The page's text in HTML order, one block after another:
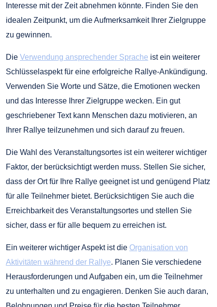
Interesse mit der Zeit abnehmen könnte. Finden Sie den
idealen Zeitpunkt, um die Aufmerksamkeit Ihrer Zielgruppe
zu gewinnen.
Die Verwendung ansprechender Sprache ist ein weiterer
Schlüsselaspekt für eine erfolgreiche Rallye-Ankündigung.
Verwenden Sie Worte und Sätze, die Emotionen wecken
und das Interesse Ihrer Zielgruppe wecken. Ein gut
geschriebener Text kann Menschen dazu motivieren, an
Ihrer Rallye teilzunehmen und sich darauf zu freuen.
Die Wahl des Veranstaltungsortes ist ein weiterer wichtiger
Faktor, der berücksichtigt werden muss. Stellen Sie sicher,
dass der Ort für Ihre Rallye geeignet ist und genügend Platz
für alle Teilnehmer bietet. Berücksichtigen Sie auch die
Erreichbarkeit des Veranstaltungsortes und stellen Sie
sicher, dass er für alle bequem zu erreichen ist.
Ein weiterer wichtiger Aspekt ist die Organisation von
Aktivitäten während der Rallye. Planen Sie verschiedene
Herausforderungen und Aufgaben ein, um die Teilnehmer
zu unterhalten und zu engagieren. Denken Sie auch daran,